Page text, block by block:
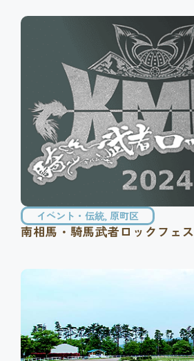
イベント・伝統, 原町区
南相馬・騎馬武者ロックフェス